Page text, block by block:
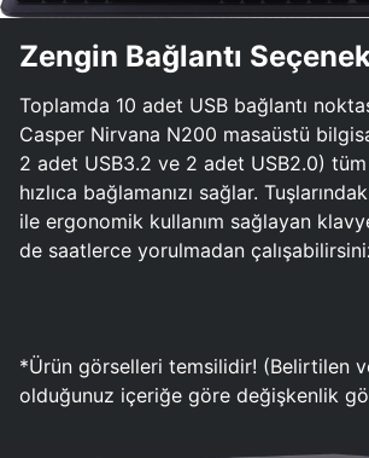
Zengin Bağlantı
Toplamda 10 adet USB bağlantı
Casper Nirvana N200 masaüstü
2 adet USB3.2 ve 2 adet USB2.0) tüm
hızlıca bağlamanızı sağlar.
ile ergonomik kullanım sağlayan
de saatlerce yorulmadan
*Ürün görselleri temsilidir! (Belirtilen
olduğunuz içeriğe göre değişkenlik